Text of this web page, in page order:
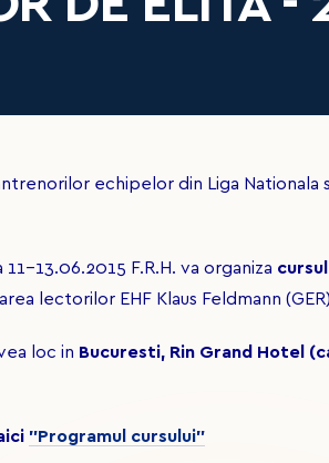
echipelor din Liga Nationala
11-13.06.2015 F.R.H. va organiza
lectorilor EHF Klaus Feldmann
loc in Bucuresti, Rin Grand Hotel
"Programul cursului"